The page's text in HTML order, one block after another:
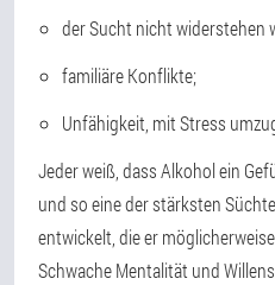
der Sucht nicht widerstehen
familiäre Konflikte;
Unfähigkeit, mit Stress
Jeder weiß, dass Alkohol ein
und so eine der stärksten
entwickelt, die er
Schwache Mentalität und